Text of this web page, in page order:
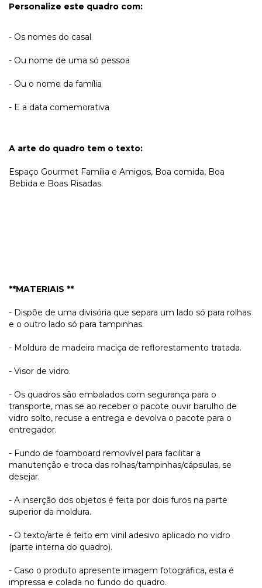
Personalize este quadro com:
- Os nomes do casal
- Ou nome de uma só pessoa
- Ou o nome da família
- E a data comemorativa
A arte do quadro tem o texto:
Espaço Gourmet Família e Amigos, Boa comida, Boa
Bebida e Boas Risadas.
**MATERIAIS **
- Dispõe de uma divisória que separa um lado só para rolhas
e o outro lado só para tampinhas.
- Moldura de madeira maciça de reflorestamento tratada.
- Visor de vidro.
- Os quadros são embalados com segurança para o
transporte, mas se ao receber o pacote ouvir barulho de
vidro solto, recuse a entrega e devolva o pacote para o
entregador.
- Fundo de foamboard removível para facilitar a
manutenção e troca das rolhas/tampinhas/cápsulas, se
desejar.
- A inserção dos objetos é feita por dois furos na parte
superior da moldura.
- O texto/arte é feito em vinil adesivo aplicado no vidro
(parte interna do quadro).
- Caso o produto apresente imagem fotográfica, esta é
impressa e colada no fundo do quadro.